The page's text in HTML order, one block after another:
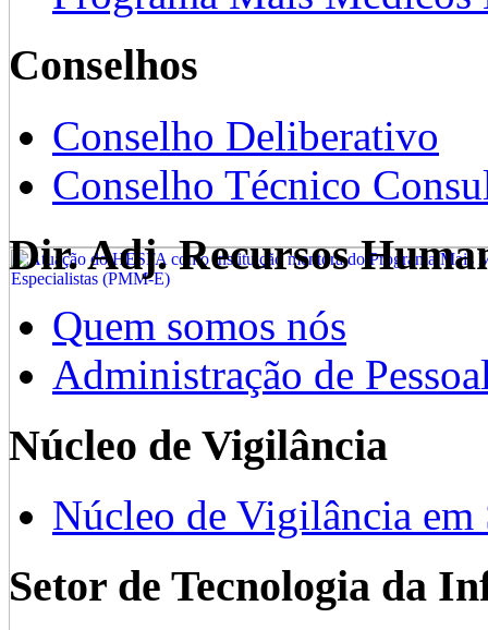
Conselhos
Conselho Deliberativo
Conselho Técnico
Dir. Adj. Recursos
Quem somos nós
Administração de
Núcleo de Vigilância
Núcleo de Vigilância em
Setor de Tecnologia da